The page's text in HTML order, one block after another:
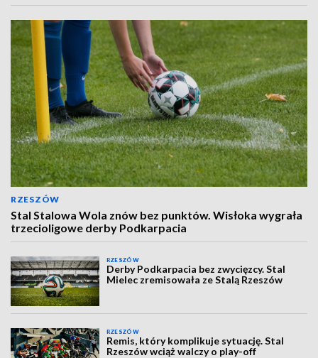
RZESZÓW
Stal Stalowa Wola znów bez punktów. Wisłoka wygrała
trzecioligowe derby Podkarpacia
RZESZÓW
Derby Podkarpacia bez zwycięzcy. Stal
Mielec zremisowała ze Stalą Rzeszów
RZESZÓW
Remis, który komplikuje sytuację. Stal
Rzeszów wciąż walczy o play-off